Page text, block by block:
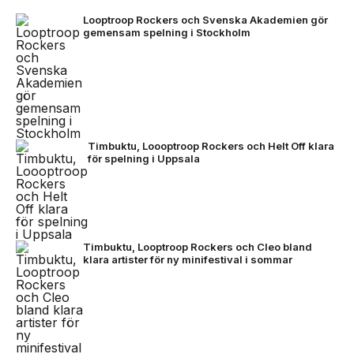
Looptroop Rockers och Svenska Akademien gör
gemensam spelning i Stockholm
Timbuktu, Loooptroop Rockers och Helt Off klara
för spelning i Uppsala
Timbuktu, Looptroop Rockers och Cleo bland
klara artister för ny minifestival i sommar